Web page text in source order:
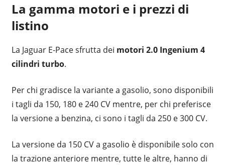
La gamma motori e i prezzi di
listino
La Jaguar E-Pace sfrutta dei motori 2.0 Ingenium 4
cilindri turbo.
Per chi gradisce la variante a gasolio, sono disponibili
i tagli da 150, 180 e 240 CV mentre, per chi preferisce
la versione a benzina, ci sono i tagli da 250 e 300 CV.
La versione da 150 CV a gasolio è disponibile solo con
la trazione anteriore mentre, tutte le altre, hanno di